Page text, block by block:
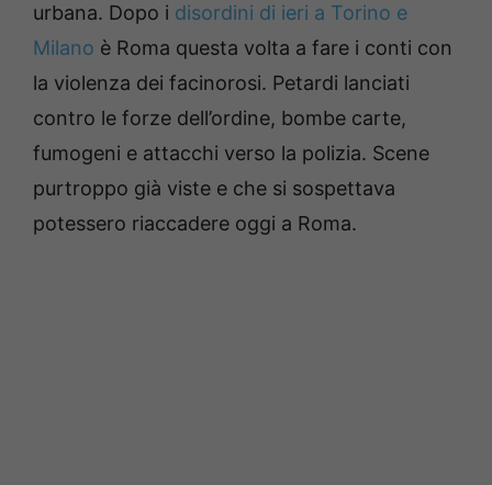
urbana. Dopo i disordini di ieri a Torino e
Milano è Roma questa volta a fare i conti con
la violenza dei facinorosi. Petardi lanciati
contro le forze dell’ordine, bombe carte,
fumogeni e attacchi verso la polizia. Scene
purtroppo già viste e che si sospettava
potessero riaccadere oggi a Roma.